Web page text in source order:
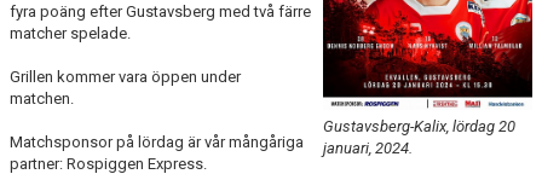
Gustavsberg-Kalix, lördag 20
januari, 2024.
fyra poäng efter Gustavsberg med två färre
matcher spelade.
Grillen kommer vara öppen under
matchen.
Matchsponsor på lördag är vår mångåriga
partner: Rospiggen Express.